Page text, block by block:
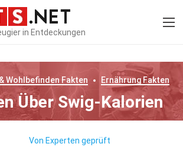
in Entdeckungen
Wohlbefinden Fakten Ernährung Fakten
Über Swig-Kalorien
Von Experten geprüft